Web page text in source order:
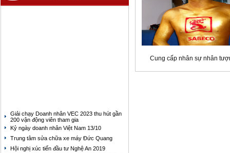
Giải chạy Doanh nhân VEC 2023 thu hút gần
200 vận động viên tham gia
Kỷ ngày doanh nhân Việt Nam 13/10
Trung tâm sửa chữa xe máy Đức Quang
Hội nghị xúc tiến đầu tư Nghệ An 2019
Cung cấp nhân sự nhân